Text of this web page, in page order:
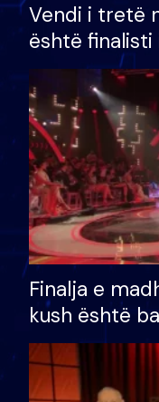
Vendi i tretë
është
Finalja e
kush është
shtëpinë
të fituar